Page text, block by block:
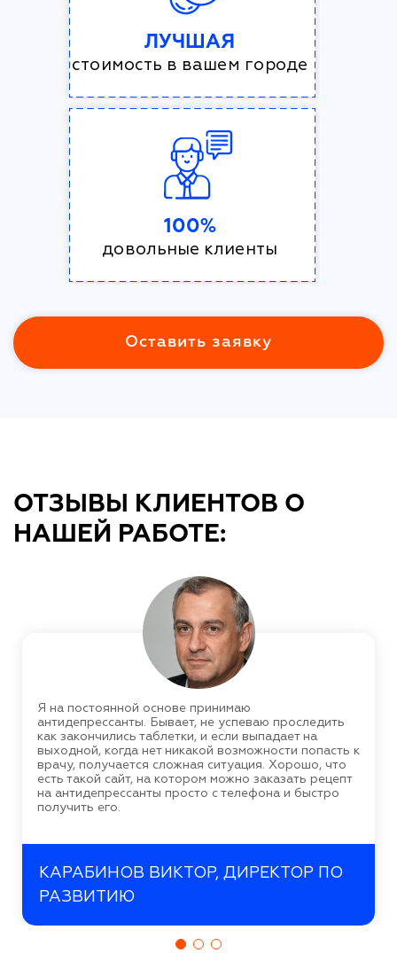
ЛУЧШАЯ
стоимость в вашем городе
100%
довольные клиенты
Оставить заявку
ОТЗЫВЫ КЛИЕНТОВ О
НАШЕЙ РАБОТЕ:
Я на постоянной основе принимаю
антидепрессанты. Бывает, не успеваю проследить
как закончились таблетки, и если выпадает на
выходной, когда нет никакой возможности попасть к
врачу, получается сложная ситуация. Хорошо, что
есть такой сайт, на котором можно заказать рецепт
на антидепрессанты просто с телефона и быстро
получить его.
КАРАБИНОВ ВИКТОР, ДИРЕКТОР ПО
РАЗВИТИЮ